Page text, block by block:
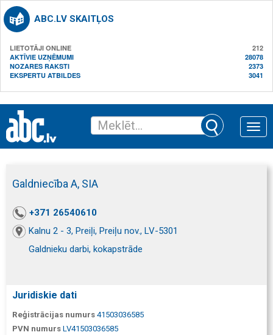
ABC.LV SKAITĻOS
LIETOTĀJI ONLINE
212
AKTĪVIE UZŅĒMUMI
28078
NOZARES RAKSTI
2373
EKSPERTU ATBILDES
3041
Toggle
Galdniecība A, SIA
+371 26540610
Kalnu 2 - 3, Preiļi, Preiļu nov., LV-5301
Galdnieku darbi, kokapstrāde
Juridiskie dati
Reģistrācijas numurs 41503036585
PVN numurs LV41503036585